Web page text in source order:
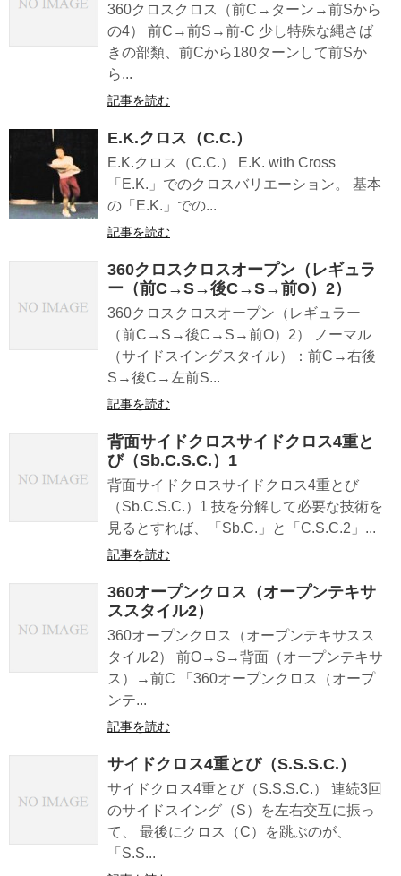
360クロスクロス（前C→ターン→前Sから
の4） 前C→前S→前-C 少し特殊な縄さば
きの部類、前Cから180ターンして前Sか
ら...
記事を読む
E.K.クロス（C.C.）
E.K.クロス（C.C.） E.K. with Cross
「E.K.」でのクロスバリエーション。 基本
の「E.K.」での...
記事を読む
360クロスクロスオープン（レギュラ
ー（前C→S→後C→S→前O）2）
360クロスクロスオープン（レギュラー
（前C→S→後C→S→前O）2） ノーマル
（サイドスイングスタイル）：前C→右後
S→後C→左前S...
記事を読む
背面サイドクロスサイドクロス4重と
び（Sb.C.S.C.）1
背面サイドクロスサイドクロス4重とび
（Sb.C.S.C.）1 技を分解して必要な技術を
見るとすれば、「Sb.C.」と「C.S.C.2」...
記事を読む
360オープンクロス（オープンテキサ
ススタイル2）
360オープンクロス（オープンテキサスス
タイル2） 前O→S→背面（オープンテキサ
ス）→前C 「360オープンクロス（オープ
ンテ...
記事を読む
サイドクロス4重とび（S.S.S.C.）
サイドクロス4重とび（S.S.S.C.） 連続3回
のサイドスイング（S）を左右交互に振っ
て、 最後にクロス（C）を跳ぶのが、
「S.S...